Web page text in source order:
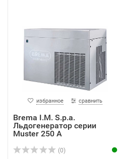
избранное сравнить
Brema I.M. S.p.a.
Льдогенератор серии
Muster 250 A
(0)